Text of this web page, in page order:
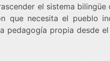
el sistema bilingüe
que necesita el pueblo
pedagogía propia desde